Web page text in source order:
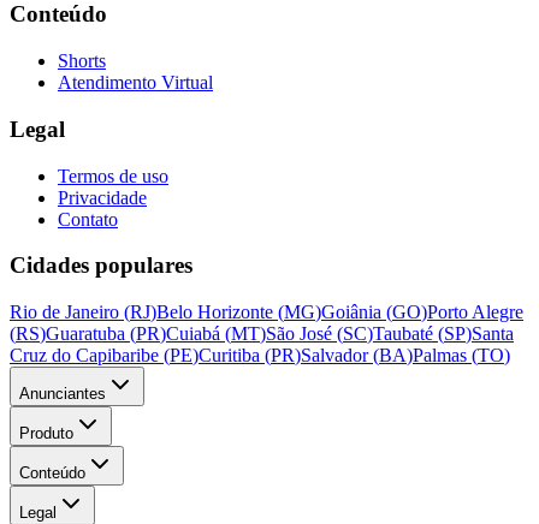
Conteúdo
Shorts
Atendimento Virtual
Legal
Termos de uso
Privacidade
Contato
Cidades populares
Rio de Janeiro (RJ)Belo Horizonte (MG)Goiânia (GO)Porto Alegre
(RS)Guaratuba (PR)Cuiabá (MT)São José (SC)Taubaté (SP)Santa
Cruz do Capibaribe (PE)Curitiba (PR)Salvador(BA)Palmas (TO)
Anunciantes
Produto
Conteúdo
Legal